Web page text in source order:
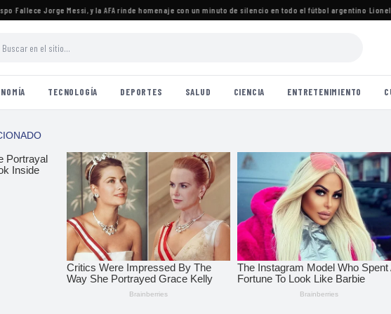
·Fallece Jorge Messi, y la AFA rinde homenaje con un minuto de silencio en todo el fútbol argentino·Lionel
TECNOLOGÍA DEPORTES SALUD CIENCIA ENTRETENIMIENTO